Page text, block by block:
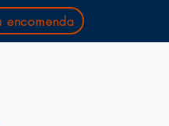
encomenda